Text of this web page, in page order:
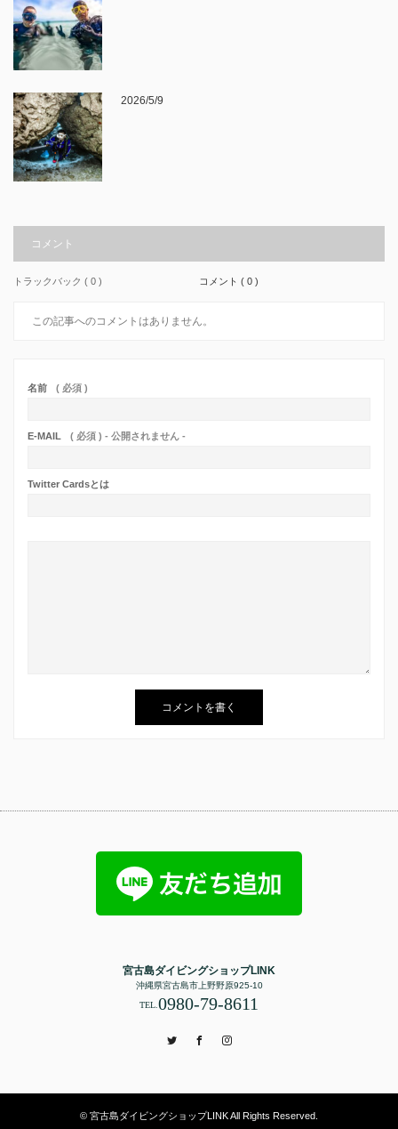
2026/5/9
コメント
トラックバック ( 0 ) コメント ( 0 )
この記事へのコメントはありません。
名前 ( 必須 )
E-MAIL ( 必須 ) - 公開されません -
Twitter Cardsとは
宮古島ダイビングショップLINK
沖縄県宮古島市上野野原925-10
TEL.0980-79-8611
TwitterFacebook
© 宮古島ダイビングショップLINK All Rights Reserved.